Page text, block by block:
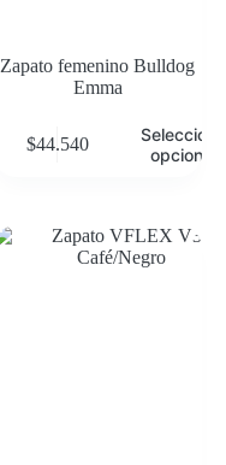
Zapato femenino Bulldog
Emma
$44.540
opciones